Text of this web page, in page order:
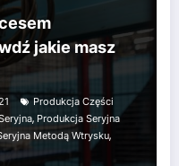
jakie masz
Produkcja Części
, Produkcja Seryjna
Metodą Wtrysku,